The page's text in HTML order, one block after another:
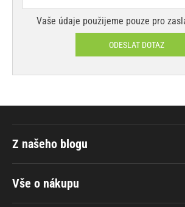
Vaše údaje použijeme pouze pro
ODESLAT DOTAZ
Vše o nákupu
Z našeho blogu